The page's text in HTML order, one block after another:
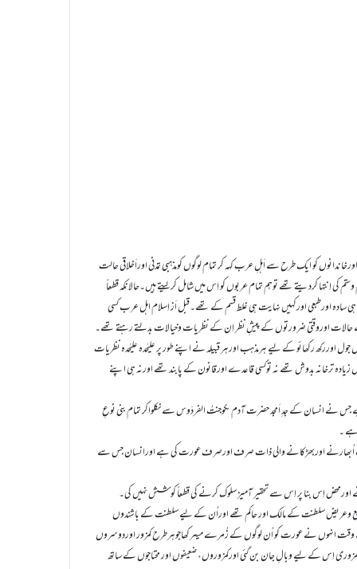
کو ایک طرح سے اَہلِ عرب کہہ کر تمام لوگوں کومذہبی تمدنی اوراَخلاقی حالت
کی اِنتہا کردیتے تھے توہم تمام عربوں کو اِس میں شامل کرلیتے ہیں۔حالانکہ قطعاً
اورطبعی اورکہیں نہایت ہی غلط قسم کے تھے۔قبل اَز اِسلام اہل عرب کسی
حالات اوروقتی ضرورتوں کے پیشِ نظر اِن کے نظریات وخیالات بدلتے رہتے تھے۔
رکھائو کے لیے ہرمذہب اورہر قبیلہ نے اپنے طور پر علیٰحدہ علیٰحدہ نظریات
زیادہ ترخانہ بدوش تھے نہ توکسی قاعدے اورقانون کے پابند تھے اورنہ ہی اپنے
ہے جس نے انسان کے جدِ اَمجد حضرت آدم ںکوجنتُ الفردَوس سے نکلواکر تمام بنی نوعِ
ہے ۔
جذبات اُبھارنے اوربھڑکانے والی ذات صرف اورصرف عورت کی ہے اورانسان جس سے
اورمحض اِس بنا پر اِس سے تحقیر آمیز سلوک کرنے کی قطعاً کوشش نہیں کی۔
وعریض سلطنت کے مالک اور حاکم تھے اوراُن کے لیے سلطنت کے باشندوں
وقت انہوں نے عورت کو اُن لوگوں کے زُمرے میںرکھاجوہرطرح کمزور اوردوسروں
اِس کے لیے وبالِ جان بن گئی اورکمزوروں، ضعیفوں اور محتاجوں کے ساتھ